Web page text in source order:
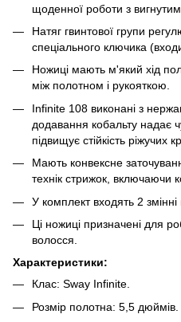
щоденної роботи з вигнутим
Натяг гвинтової групи
спеціального ключика
Ножиці мають м'який хід
між полотном і рукояткою.
Infinite 108 виконані з
додавання кобальту надає
підвищує стійкість ріжучих
Мають конвексне
технік стрижок, включаючи
У комплект входять 2 змінні
Ці ножиці призначені для
волосся.
Характеристики:
Клас: Sway Infinite.
Розмір полотна: 5,5 дюймів.